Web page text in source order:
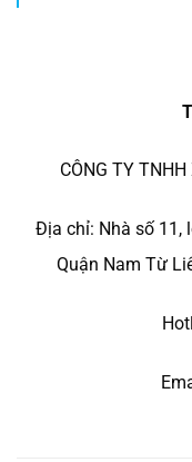
CÔNG TY TNHH
Địa chỉ: Nhà số 11,
Quận Nam Từ